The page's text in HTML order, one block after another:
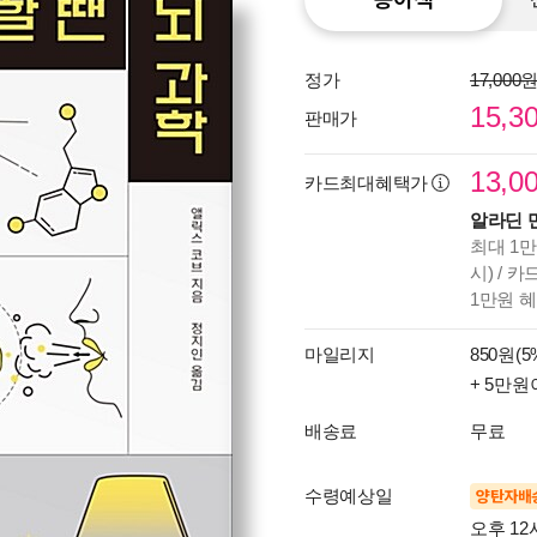
정가
17,000원
판매가
카드최대혜택가
알라딘
최대 1
시) / 카
1만원
마일리지
850원
+ 5만원
배송료 무료
수령예상일 양탄자배
오후 12